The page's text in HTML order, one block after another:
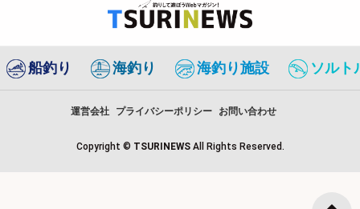
船釣り 海釣り 海釣り施設 ソルト
運営会社 プライバシーポリシー お問い合わせ
Copyright © TSURINEWS All Rights Reserved.